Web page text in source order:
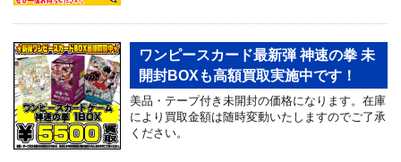
ワンピースカード最新弾 神速の拳 未
開封BOXも高額買取実施中です！
美品・テープ付き未開封の価格になります。在庫
により買取金額は随時変動いたしますのでご了承
ください。